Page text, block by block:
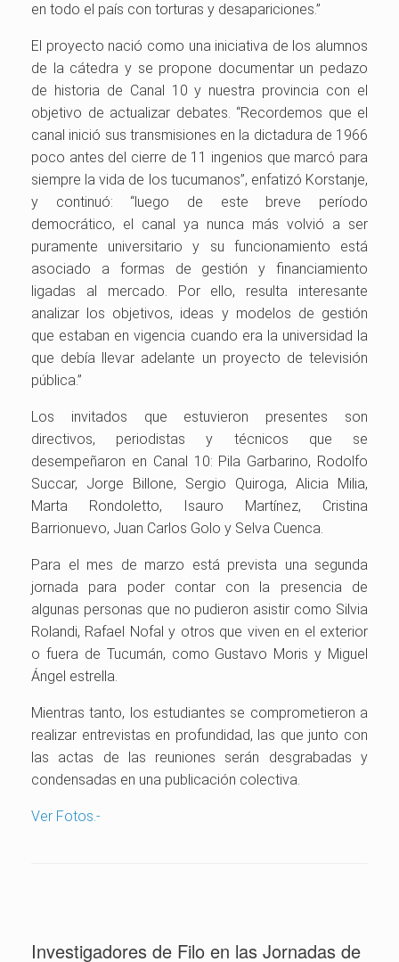
en todo el país con torturas y desapariciones.”
El proyecto nació como una iniciativa de los alumnos
de la cátedra y se propone documentar un pedazo
de historia de Canal 10 y nuestra provincia con el
objetivo de actualizar debates. “Recordemos que el
canal inició sus transmisiones en la dictadura de 1966
poco antes del cierre de 11 ingenios que marcó para
siempre la vida de los tucumanos”, enfatizó Korstanje,
y continuó: “luego de este breve período
democrático, el canal ya nunca más volvió a ser
puramente universitario y su funcionamiento está
asociado a formas de gestión y financiamiento
ligadas al mercado. Por ello, resulta interesante
analizar los objetivos, ideas y modelos de gestión
que estaban en vigencia cuando era la universidad la
que debía llevar adelante un proyecto de televisión
pública.”
Los invitados que estuvieron presentes son
directivos, periodistas y técnicos que se
desempeñaron en Canal 10: Pila Garbarino, Rodolfo
Succar, Jorge Billone, Sergio Quiroga, Alicia Milia,
Marta Rondoletto, Isauro Martínez, Cristina
Barrionuevo, Juan Carlos Golo y Selva Cuenca.
Para el mes de marzo está prevista una segunda
jornada para poder contar con la presencia de
algunas personas que no pudieron asistir como Silvia
Rolandi, Rafael Nofal y otros que viven en el exterior
o fuera de Tucumán, como Gustavo Moris y Miguel
Ángel estrella.
Mientras tanto, los estudiantes se comprometieron a
realizar entrevistas en profundidad, las que junto con
las actas de las reuniones serán desgrabadas y
condensadas en una publicación colectiva.
Ver Fotos.-
Investigadores de Filo en las Jornadas de